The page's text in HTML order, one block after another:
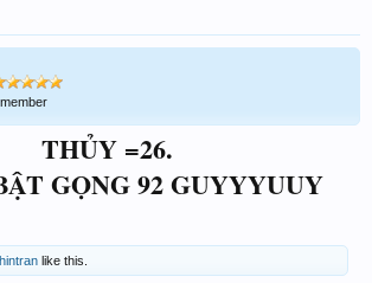
THỦY =26.
GỌNG 92 GUYYYUUY
like this.